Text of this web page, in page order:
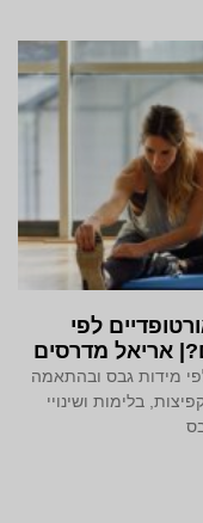
לפי
אריאל מדרסים
מידות גבס ובהתאמה
בלימות ושינויי